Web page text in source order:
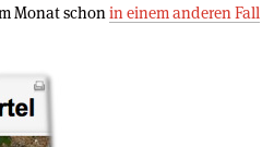
Monat schon in einem anderen Fall